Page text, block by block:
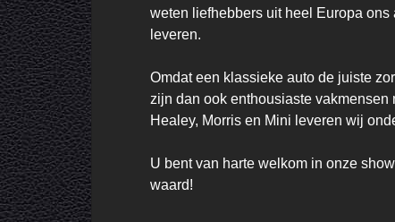
weten liefhebbers uit heel Europa
leveren.
Omdat een klassieke auto de juiste
zijn dan ook enthousiaste vakmensen
Healey, Morris en Mini leveren wij
U bent van harte welkom in onze
waard!